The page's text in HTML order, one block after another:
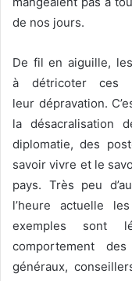
de nos jours.
De fil en aiguille,
à détricoter ces
leur dépravation.
la désacralisation
diplomatie, des
savoir vivre et le
pays. Très peu
l’heure actuelle
exemples sont
comportement
généraux,